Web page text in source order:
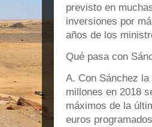
previsto en
inversiones por
años de los
Qué pasa con
A. Con Sánchez
millones en 2018
máximos de la
euros